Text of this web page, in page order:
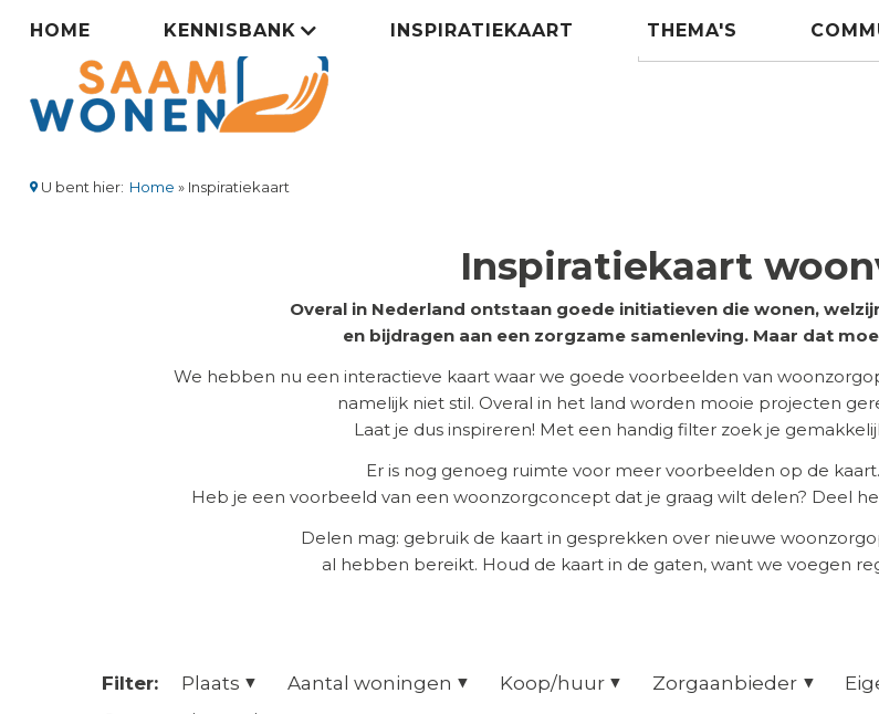
gaan
Zoeken
Zorgsaamwonen
menu
HOME KENNISBANK INSPIRATIEKAART THEMA'S
U bent hier: Home Inspiratiekaart
Inspiratiekaart
Overal in Nederland ontstaan goede initiatieven die wonen,
en bijdragen aan een zorgzame samenleving. Maar dat
We hebben nu een interactieve kaart waar we goede voorbeelden van
namelijk niet stil. Overal in het land worden mooie projecten
Laat je dus inspireren! Met een handig filter zoek je
Er is nog genoeg ruimte voor meer voorbeelden op de
Heb je een voorbeeld van een woonzorgconcept dat je graag wilt delen? Deel
Delen mag: gebruik de kaart in gesprekken over nieuwe
al hebben bereikt. Houd de kaart in de gaten, want we voegen